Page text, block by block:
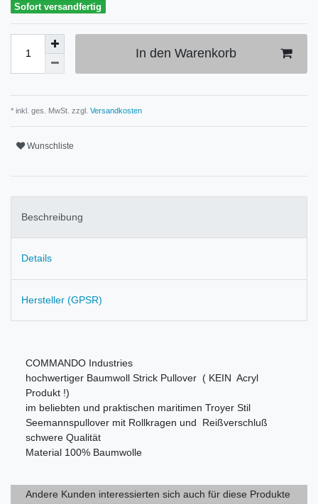
Sofort versandfertig
In den Warenkorb
* inkl. ges. MwSt. zzgl. Versandkosten
Wunschliste
Beschreibung
Details
Hersteller (GPSR)
COMMANDO Industries
hochwertiger Baumwoll Strick Pullover ( KEIN Acryl
Produkt !)
im beliebten und praktischen maritimen Troyer Stil
Seemannspullover mit Rollkragen und Reißverschluß
schwere Qualität
Material 100% Baumwolle
Andere Kunden interessierten sich auch für diese Produkte